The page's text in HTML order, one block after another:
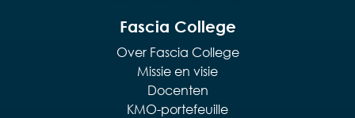
Fascia College
Over Fascia College
Missie en visie
Docenten
KMO-portefeuille